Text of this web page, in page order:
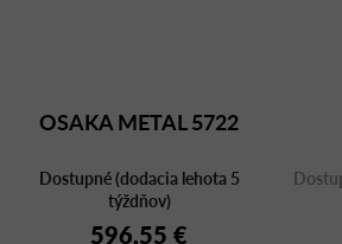
OSAKA METAL 5722
Dostupné (dodacia lehota 5
týždňov)
596,55 €